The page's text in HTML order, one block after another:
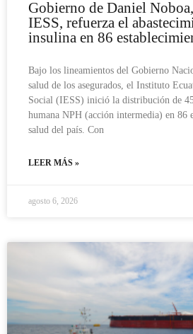
Gobierno de Daniel
IESS, refuerza el
insulina en 86
Bajo los lineamientos del Gobierno
salud de los asegurados, el Instituto
Social (IESS) inició la distribución de
humana NPH (acción intermedia) en 86
salud del país. Con
LEER MÁS »
agosto 6, 2026